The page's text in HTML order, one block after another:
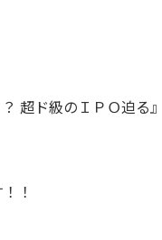
超ド級のＩＰＯ迫る
！